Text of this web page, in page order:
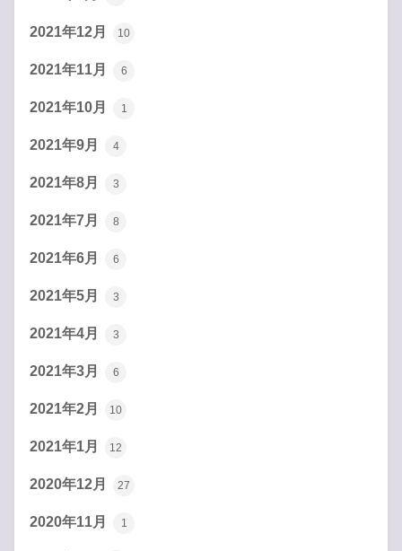
2021年12月 10
2021年11月 6
2021年10月 1
2021年9月 4
2021年8月 3
2021年7月 8
2021年6月 6
2021年5月 3
2021年4月 3
2021年3月 6
2021年2月 10
2021年1月 12
2020年12月 27
2020年11月 1